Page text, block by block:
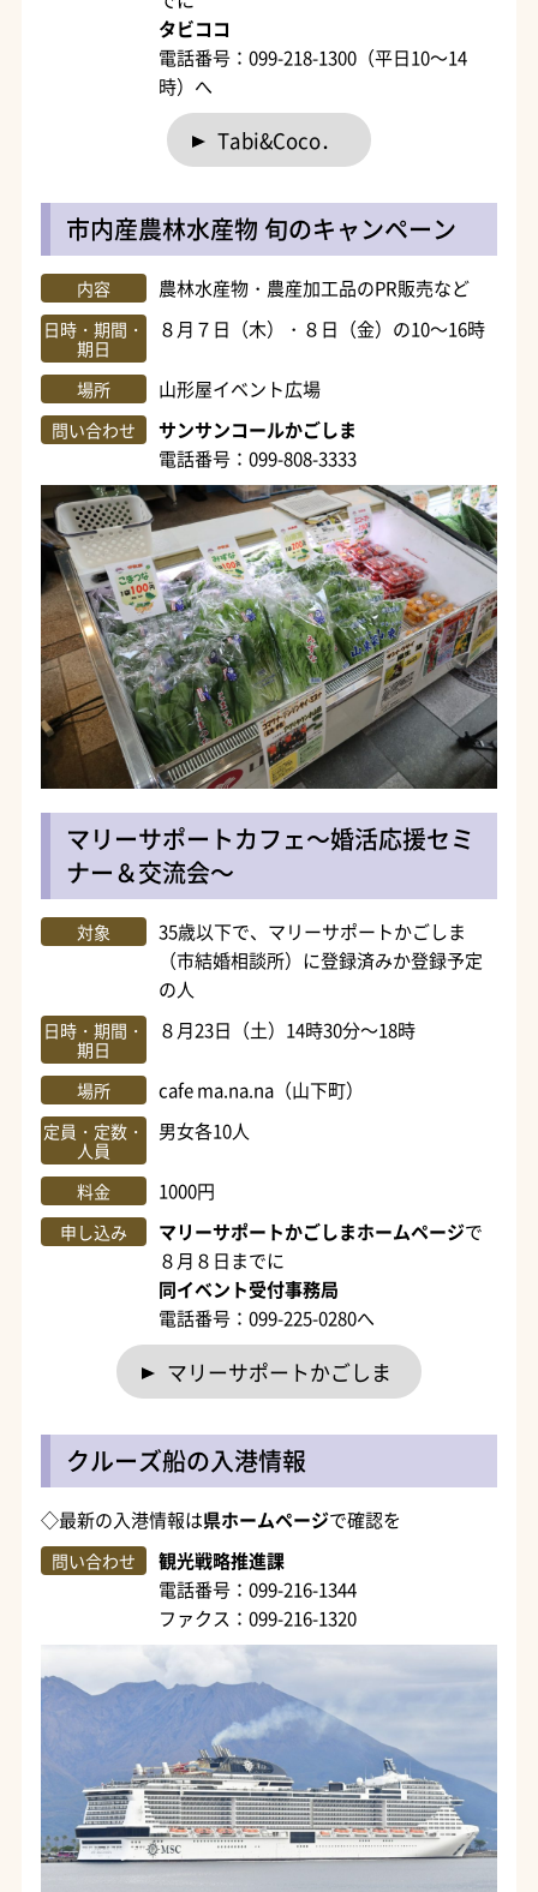
タビココ
電話番号：099-218-1300（平日10～14
時）へ
Tabi&Coco．
市内産農林水産物 旬のキャンペーン
内容 農林水産物・農産加工品のPR販売など
日時・期間・
期日
８月７日（木）・８日（金）の10～16時
場所 山形屋イベント広場
問い合わせ
サンサンコールかごしま
電話番号：099-808-3333
マリーサポートカフェ～婚活応援セミ
ナー＆交流会～
対象
35歳以下で、マリーサポートかごしま
（市結婚相談所）に登録済みか登録予定
の人
日時・期間・
期日
８月23日（土）14時30分～18時
場所 cafe ma.na.na（山下町）
定員・定数・
人員
男女各10人
料金 1000円
申し込み マリーサポートかごしまホームページで
８月８日までに
同イベント受付事務局
電話番号：099-225-0280へ
マリーサポートかごしま
クルーズ船の入港情報
◇最新の入港情報は県ホームページで確認を
問い合わせ
観光戦略推進課
電話番号：099-216-1344
ファクス：099-216-1320